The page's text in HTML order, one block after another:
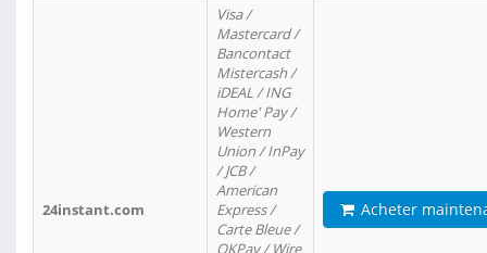
24instant.com
Visa /
Mastercard /
Bancontact
Mistercash /
iDEAL / ING
Home' Pay /
Western
Union / InPay
/ JCB /
American
Express /
Carte Bleue /
OKPay / Wire
Acheter